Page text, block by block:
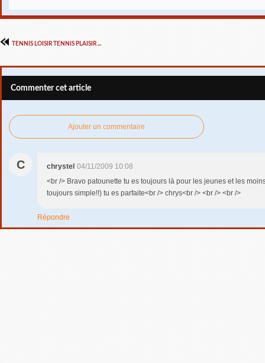
TENNIS LOISIR TENNIS PLAISIR ...
Commenter cet article
Ajouter un commentaire
C chrystel 04/11/2009 10:08
<br /> Bravo patounette tu es toujours là pour les jeunes et les
toujours simple!!) tu es parfaite<br /> chrys<br /> <br /> <br />
Répondre